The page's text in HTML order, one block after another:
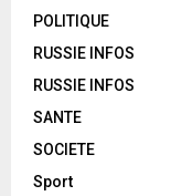
POLITIQUE
RUSSIE INFOS
RUSSIE INFOS
SANTE
SOCIETE
Sport